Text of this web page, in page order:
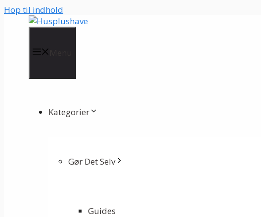
Hop til indhold
Kategorier
Gør Det Selv
Guides